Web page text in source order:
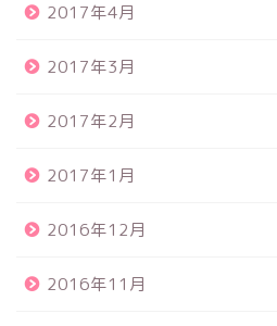
2017年4月
2017年3月
2017年2月
2017年1月
2016年12月
2016年11月